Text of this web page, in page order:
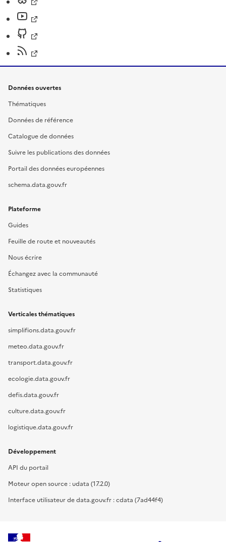
Données ouvertes
Thématiques
Données de référence
Catalogue de données
Suivre les publications des données
Portail des données européennes
schema.data.gouv.fr
Plateforme
Guides
Feuille de route et nouveautés
Nous écrire
Échangez avec la communauté
Statistiques
Verticales thématiques
simplifions.data.gouv.fr
meteo.data.gouv.fr
transport.data.gouv.fr
ecologie.data.gouv.fr
defis.data.gouv.fr
culture.data.gouv.fr
logistique.data.gouv.fr
Développement
API du portail
Moteur open source : udata (17.2.0)
Interface utilisateur de data.gouv.fr : cdata (7ad44f4)